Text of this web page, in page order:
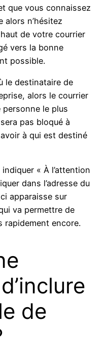
que vous connaissez
alors n’hésitez
de votre courrier
vers la bonne
possible.
le destinataire de
alors le courrier
le plus
pas bloqué à
à qui est destiné
« À l’attention
dans l’adresse du
apparaisse sur
va permettre de
rapidement encore.
de